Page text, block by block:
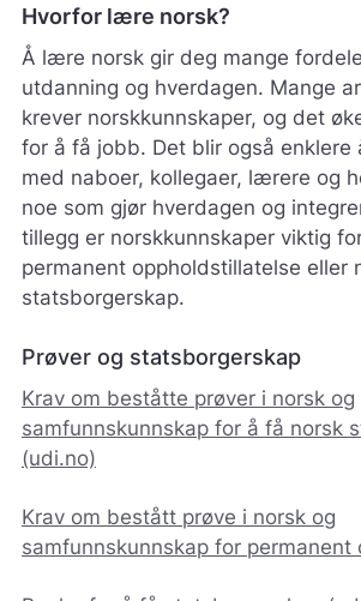
Hvorfor lære norsk?
Å lære norsk gir deg mange
utdanning og hverdagen. Mange
krever norskkunnskaper, og det
for å få jobb. Det blir også enklere
med naboer, kollegaer, lærere og
noe som gjør hverdagen og
tillegg er norskkunnskaper viktig
permanent oppholdstillatelse eller
statsborgerskap.
Prøver og statsborgerskap
Krav om beståtte prøver i norsk og
samfunnskunnskap for å få norsk
(udi.no)
Krav om bestått prøve i norsk og
samfunnskunnskap for permanent